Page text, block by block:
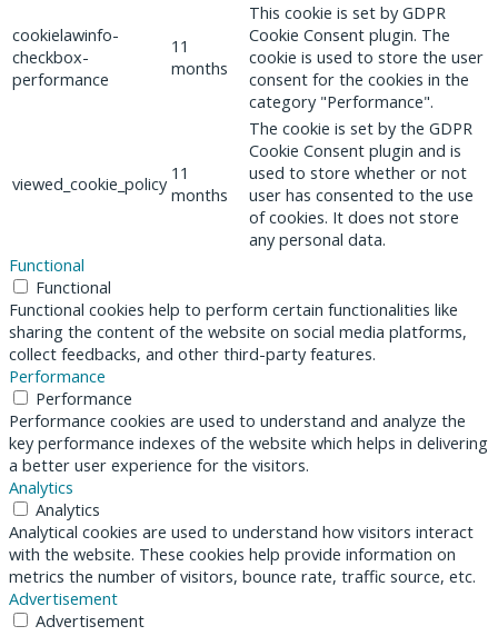
cookielawinfo-
checkbox-
performance
11
months
This cookie is set by GDPR
Cookie Consent plugin. The
cookie is used to store the user
consent for the cookies in the
category "Performance".
viewed_cookie_policy 11
months
The cookie is set by the GDPR
Cookie Consent plugin and is
used to store whether or not
user has consented to the use
of cookies. It does not store
any personal data.
Functional
Functional
Functional cookies help to perform certain functionalities like
sharing the content of the website on social media platforms,
collect feedbacks, and other third-party features.
Performance
Performance
Performance cookies are used to understand and analyze the
key performance indexes of the website which helps in delivering
a better user experience for the visitors.
Analytics
Analytics
Analytical cookies are used to understand how visitors interact
with the website. These cookies help provide information on
metrics the number of visitors, bounce rate, traffic source, etc.
Advertisement
Advertisement